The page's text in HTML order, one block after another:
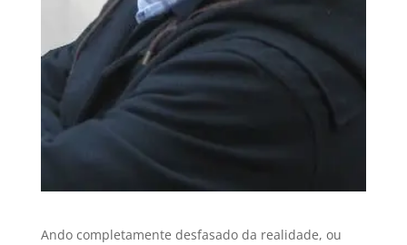
Ando completamente desfasado da realidade, ou